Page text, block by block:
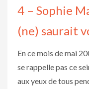
4 – Sophie
(ne) saurait
En ce mois de mai
se rappelle pas ce
aux yeux de tous